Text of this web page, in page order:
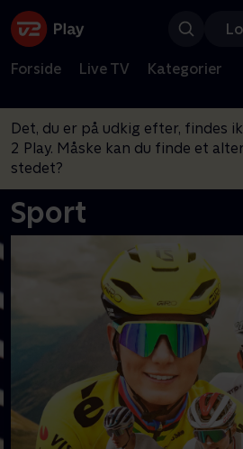
Forside Live TV Kategorier
Det, du er på udkig efter, findes
2 Play. Måske kan du finde et
stedet?
Sport